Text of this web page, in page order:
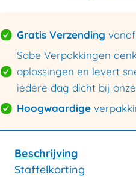
Gratis Verzending
Sabe Verpakkingen
oplossingen en levert
iedere dag dicht bij
Hoogwaardige
Beschrijving
Staffelkorting